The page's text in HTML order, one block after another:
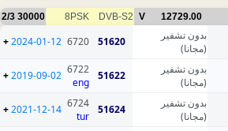
12729.00
V
DVB-S2
8PSK
30000
2/3
بدون تشفير
(مجانا)
51620
6720
2024-01-12
+
بدون تشفير
(مجانا)
51622
6722
eng
2019-09-02
+
بدون تشفير
(مجانا)
51624
6724
tur
2021-12-14
+